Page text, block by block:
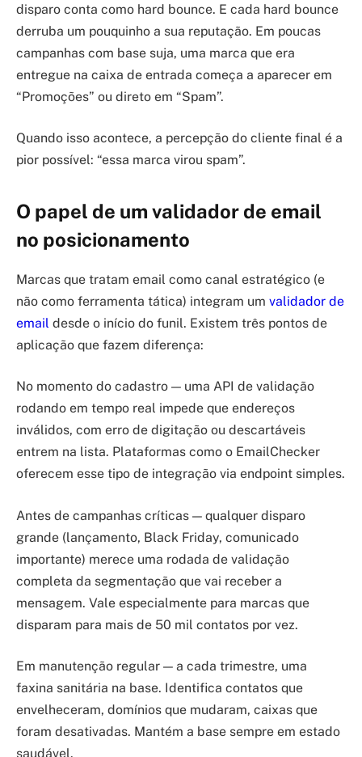
disparo conta como hard bounce. E cada hard bounce
derruba um pouquinho a sua reputação. Em poucas
campanhas com base suja, uma marca que era
entregue na caixa de entrada começa a aparecer em
“Promoções” ou direto em “Spam”.
Quando isso acontece, a percepção do cliente final é a
pior possível: “essa marca virou spam”.
O papel de um validador de email
no posicionamento
Marcas que tratam email como canal estratégico (e
não como ferramenta tática) integram um validador de
email desde o início do funil. Existem três pontos de
aplicação que fazem diferença:
No momento do cadastro — uma API de validação
rodando em tempo real impede que endereços
inválidos, com erro de digitação ou descartáveis
entrem na lista. Plataformas como o EmailChecker
oferecem esse tipo de integração via endpoint simples.
Antes de campanhas críticas — qualquer disparo
grande (lançamento, Black Friday, comunicado
importante) merece uma rodada de validação
completa da segmentação que vai receber a
mensagem. Vale especialmente para marcas que
disparam para mais de 50 mil contatos por vez.
Em manutenção regular — a cada trimestre, uma
faxina sanitária na base. Identifica contatos que
envelheceram, domínios que mudaram, caixas que
foram desativadas. Mantém a base sempre em estado
saudável.